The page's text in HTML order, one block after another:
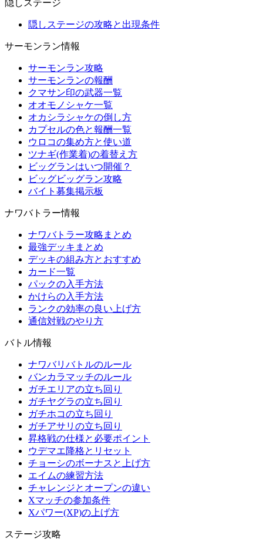
隠しステージ
隠しステージの攻略と出現条件
サーモンラン情報
サーモンラン攻略
サーモンランの報酬
クマサン印の武器一覧
オオモノシャケ一覧
オカシラシャケの倒し方
カプセルの色と報酬一覧
ウロコの集め方と使い道
ツナギ(作業着)の着替え方
ビッグランはいつ開催？
ビッグビッグラン攻略
バイト募集掲示板
ナワバトラー情報
ナワバトラー攻略まとめ
最強デッキまとめ
デッキの組み方とおすすめ
カード一覧
パックの入手方法
かけらの入手方法
ランクの効率の良い上げ方
通信対戦のやり方
バトル情報
ナワバリバトルのルール
バンカラマッチのルール
ガチエリアの立ち回り
ガチヤグラの立ち回り
ガチホコの立ち回り
ガチアサリの立ち回り
昇格戦の仕様と必要ポイント
ウデマエ降格とリセット
チョーシのボーナスと上げ方
エイムの練習方法
チャレンジとオープンの違い
Xマッチの参加条件
Xパワー(XP)の上げ方
ステージ攻略